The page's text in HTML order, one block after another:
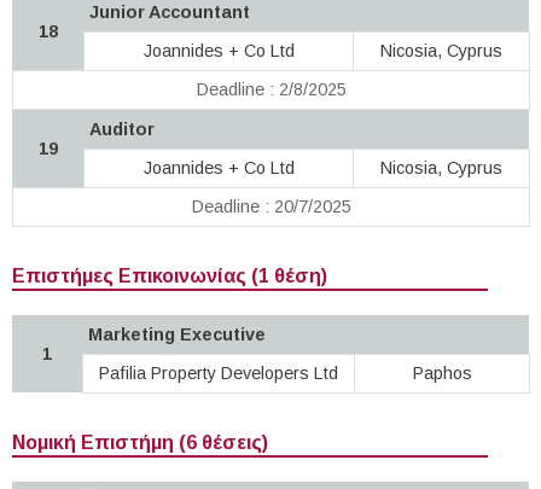
18
Junior Accountant
Joannides + Co Ltd
Nicosia, Cyprus
Deadline : 2/8/2025
19
Auditor
Joannides + Co Ltd
Nicosia, Cyprus
Deadline : 20/7/2025
Επιστήμες Επικοινωνίας (1 θέση)
1
Marketing Executive
Pafilia Property Developers Ltd
Paphos
Νομική Επιστήμη (6 θέσεις)